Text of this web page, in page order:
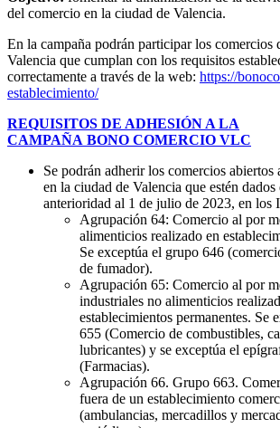
del comercio en la ciudad de Valencia.
En la campaña podrán participar los comercios
Valencia que cumplan con los requisitos
correctamente a través de la web: https://
establecimiento/
REQUISITOS DE ADHESIÓN A LA
CAMPAÑA BONO COMERCIO VLC
Se podrán adherir los comercios
en la ciudad de Valencia que estén dados
anterioridad al 1 de julio de 2023, en los
Agrupación 64: Comercio al por
alimenticios realizado en
Se exceptúa el grupo 646
de fumador).
Agrupación 65: Comercio al por
industriales no alimenticios
establecimientos permanentes. Se
655 (Comercio de combustibles,
lubricantes) y se exceptúa el
(Farmacias).
Agrupación 66. Grupo 663.
fuera de un establecimiento
(ambulancias, mercadillos y